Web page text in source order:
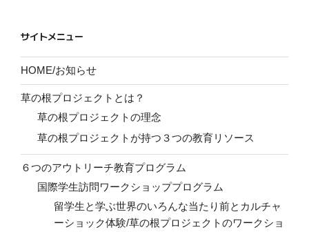
サイトメニュー
HOME/お知らせ
草の根プロジェクトとは？
草の根プロジェクトの理念
草の根プロジェクトが持つ３つの教育リソース
６つのアウトリーチ教育プログラム
国際学生訪問ワークショッププログラム
留学生と学ぶ世界のいろんな当たり前とカルチャ
ーショック体験/草の根プロジェクトのワークショ